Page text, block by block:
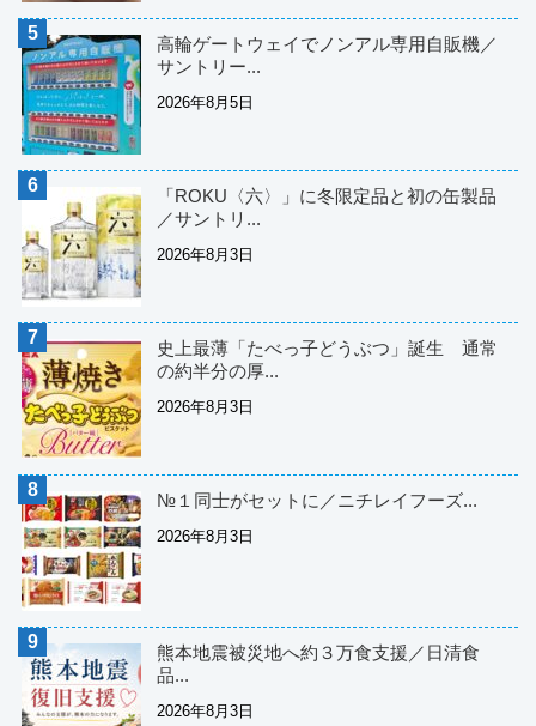
高輪ゲートウェイでノンアル専用自販機／
サントリー...
2026年8月5日
「ROKU〈六〉」に冬限定品と初の缶製品
／サントリ...
2026年8月3日
史上最薄「たべっ子どうぶつ」誕生 通常
の約半分の厚...
2026年8月3日
№１同士がセットに／ニチレイフーズ...
2026年8月3日
熊本地震被災地へ約３万食支援／日清食
品...
2026年8月3日